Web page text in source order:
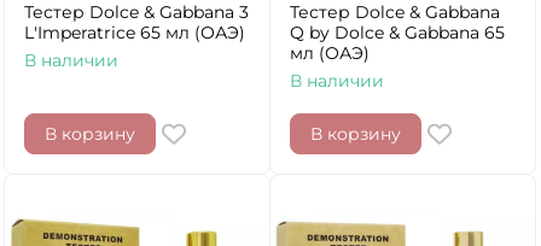
Тестер Dolce & Gabbana 3
L'Imperatrice 65 мл (ОАЭ)
В наличии
В корзину
Тестер Dolce & Gabbana
Q by Dolce & Gabbana 65
мл (ОАЭ)
В наличии
В корзину